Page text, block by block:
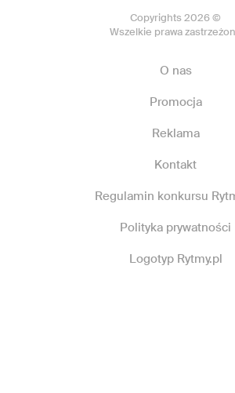
Copyrights 2026 ©
Wszelkie prawa
O nas
Promocja
Reklama
Kontakt
Regulamin konkursu
Polityka prywatności
Logotyp Rytmy.pl